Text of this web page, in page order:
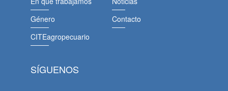
Género
CITEagropecuario
Contacto
SÍGUENOS